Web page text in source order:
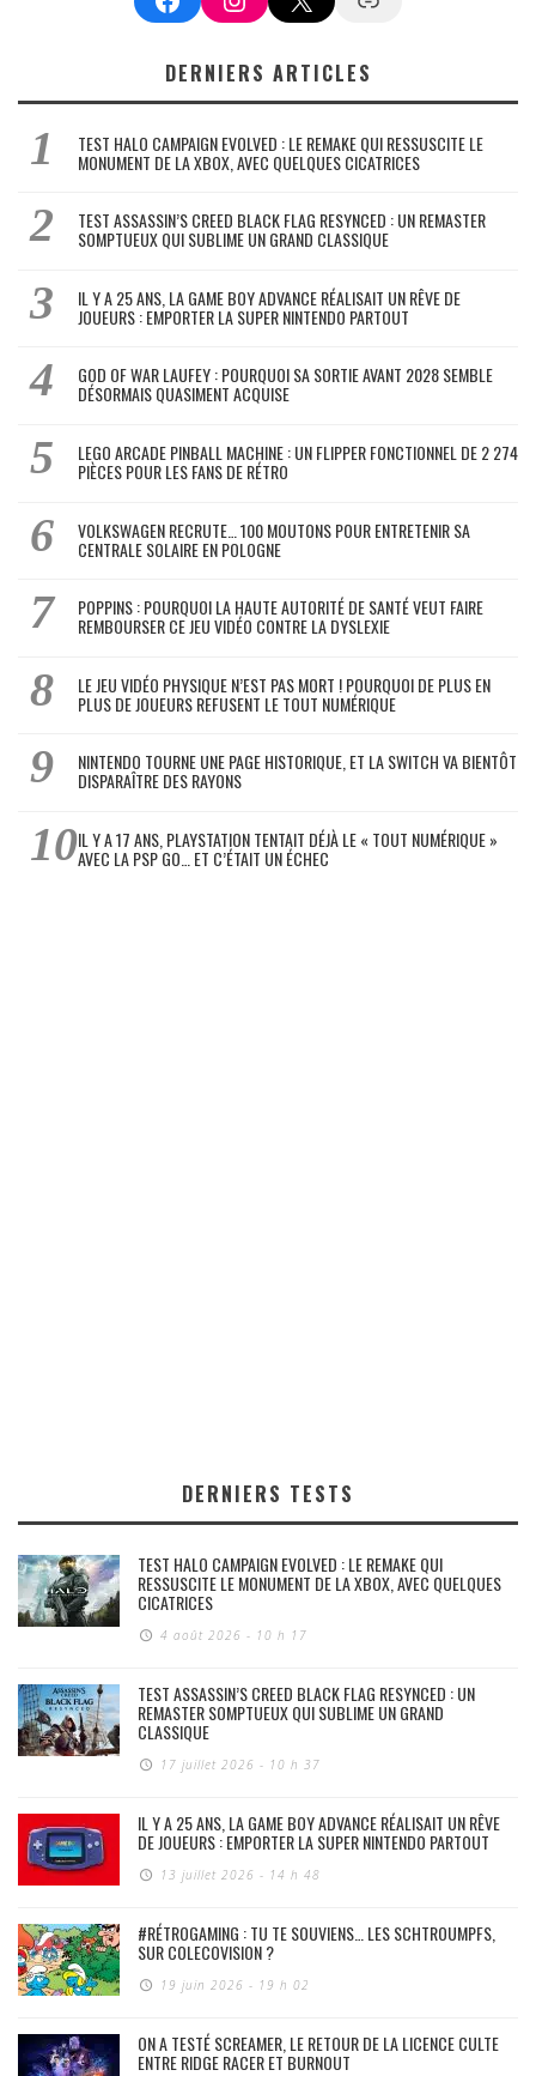
DERNIERS ARTICLES
TEST HALO CAMPAIGN EVOLVED : LE REMAKE QUI RESSUSCITE LE
MONUMENT DE LA XBOX, AVEC QUELQUES CICATRICES
TEST ASSASSIN’S CREED BLACK FLAG RESYNCED : UN REMASTER
SOMPTUEUX QUI SUBLIME UN GRAND CLASSIQUE
IL Y A 25 ANS, LA GAME BOY ADVANCE RÉALISAIT UN RÊVE DE
JOUEURS : EMPORTER LA SUPER NINTENDO PARTOUT
GOD OF WAR LAUFEY : POURQUOI SA SORTIE AVANT 2028 SEMBLE
DÉSORMAIS QUASIMENT ACQUISE
LEGO ARCADE PINBALL MACHINE : UN FLIPPER FONCTIONNEL DE 2 274
PIÈCES POUR LES FANS DE RÉTRO
VOLKSWAGEN RECRUTE… 100 MOUTONS POUR ENTRETENIR SA
CENTRALE SOLAIRE EN POLOGNE
POPPINS : POURQUOI LA HAUTE AUTORITÉ DE SANTÉ VEUT FAIRE
REMBOURSER CE JEU VIDÉO CONTRE LA DYSLEXIE
LE JEU VIDÉO PHYSIQUE N’EST PAS MORT ! POURQUOI DE PLUS EN
PLUS DE JOUEURS REFUSENT LE TOUT NUMÉRIQUE
NINTENDO TOURNE UNE PAGE HISTORIQUE, ET LA SWITCH VA BIENTÔT
DISPARAÎTRE DES RAYONS
IL Y A 17 ANS, PLAYSTATION TENTAIT DÉJÀ LE « TOUT NUMÉRIQUE »
AVEC LA PSP GO… ET C’ÉTAIT UN ÉCHEC
DERNIERS TESTS
TEST HALO CAMPAIGN EVOLVED : LE REMAKE QUI
RESSUSCITE LE MONUMENT DE LA XBOX, AVEC QUELQUES
CICATRICES
4 août 2026 - 10 h 17
TEST ASSASSIN’S CREED BLACK FLAG RESYNCED : UN
REMASTER SOMPTUEUX QUI SUBLIME UN GRAND
CLASSIQUE
17 juillet 2026 - 10 h 37
IL Y A 25 ANS, LA GAME BOY ADVANCE RÉALISAIT UN RÊVE
DE JOUEURS : EMPORTER LA SUPER NINTENDO PARTOUT
13 juillet 2026 - 14 h 48
#RÉTROGAMING : TU TE SOUVIENS… LES SCHTROUMPFS,
SUR COLECOVISION ?
19 juin 2026 - 19 h 02
ON A TESTÉ SCREAMER, LE RETOUR DE LA LICENCE CULTE
ENTRE RIDGE RACER ET BURNOUT